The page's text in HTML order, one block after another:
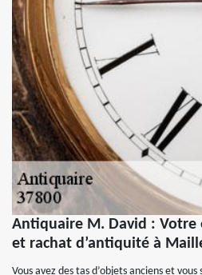
Antiquaire M. David : Votre
et rachat d’antiquité à
Vous avez des tas d’objets anciens et